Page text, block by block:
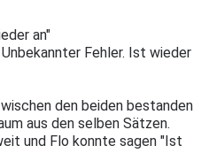
an"
Fehler. Ist wieder
den beiden bestanden
aus den selben Sätzen.
und Flo konnte sagen "Ist